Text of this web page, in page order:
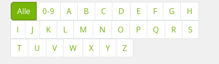
Alle 0-9 A B C D E F G
H
I
J K L M N O P Q R
S
T
U V W X Y Z